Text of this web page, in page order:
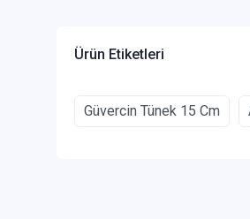
Ürün Etiketleri
Güvercin Tünek 15 Cm